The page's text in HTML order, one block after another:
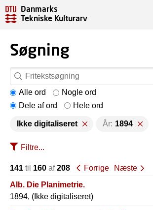
Danmarks
Tekniske Kulturarv
Søgning
Alle ord
Nogle ord
Dele af ord
Hele ord
Ikke digitaliseret År: 1894
Filtre...
141 til 160 af208 Forrige
Næste
Alb. Die Planimetrie.
1894, (Ikke digitaliseret)